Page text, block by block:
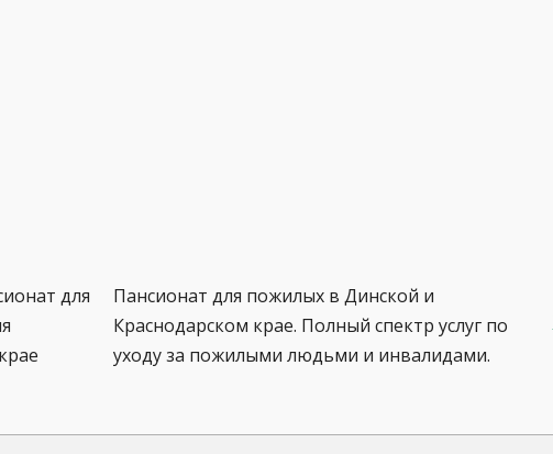
для
Пансионат для пожилых в Динской и
Краснодарском крае. Полный спектр услуг по
уходу за пожилыми людьми и инвалидами.